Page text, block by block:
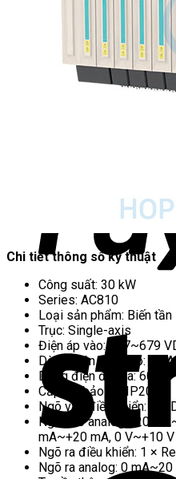
Chi tiết thông số kỹ thuật
Công suất: 30 kW
Series: AC810
Loại sản phẩm: Biến tần
Trục: Single-axis
Điện áp vào: 537~679
Dòng điện đầu vào: 73 A
Dòng điện đầu ra: 60 A
Cấp độ bảo vệ: IP20
Ngõ vào điều khiển: 2 ×
Ngõ vào analog: -20
mA~+20 mA, 0 V~+10 V
Ngõ ra điều khiển: 1 ×
Ngõ ra analog: 0